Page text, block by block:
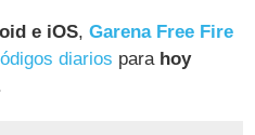
e iOS,Garena Free Fire
diarios para hoy